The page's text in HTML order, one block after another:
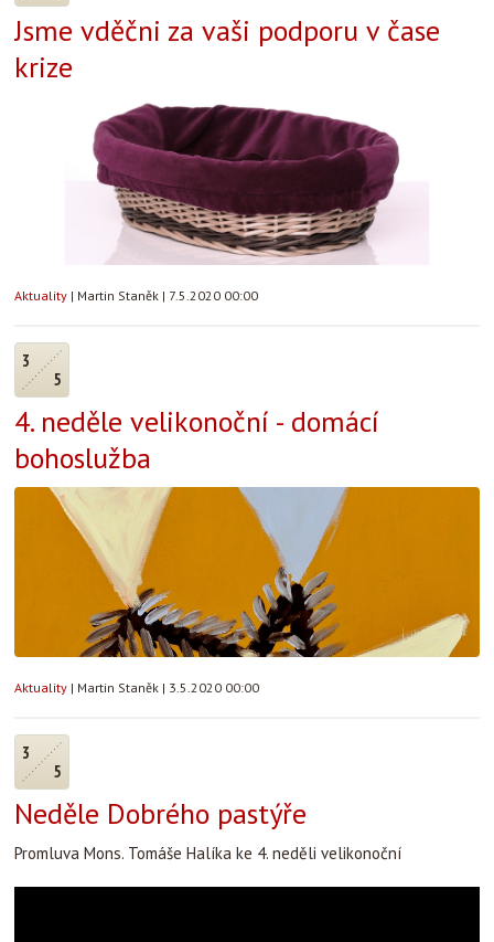
Jsme vděčni za vaši podporu v čase
krize
Aktuality | Martin Staněk | 7.5.2020 00:00
3
5
4. neděle velikonoční - domácí
bohoslužba
Aktuality | Martin Staněk | 3.5.2020 00:00
3
5
Neděle Dobrého pastýře
Promluva Mons. Tomáše Halíka ke 4. neděli velikonoční